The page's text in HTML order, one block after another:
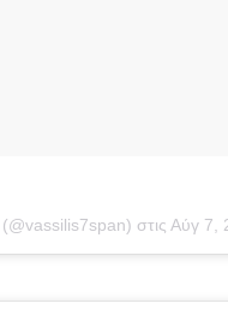
στις Αύγ 7, 2017,